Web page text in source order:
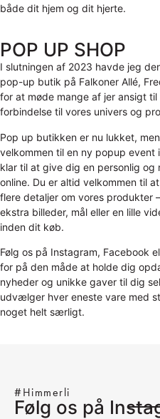
både dit hjem og dit hjerte.
POP UP SHOP
I slutningen af 2023 havde jeg
pop-up butik på Falkoner Allé,
for at møde mange af jer ansigt
forbindelse til vores univers og
Pop up butikken er nu lukket,
velkommen til en ny popup
klar til at give dig en personlig
online. Du er altid velkommen til
flere detaljer om vores produkter
ekstra billeder, mål eller en lille
inden dit køb.
Følg os på Instagram, Facebook
for på den måde at holde dig
nyheder og unikke gaver til dig
udvælger hver eneste vare med
noget helt særligt.
#Himmerli
Følg os på